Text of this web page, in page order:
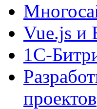
Vue.js и
1С-
проектов